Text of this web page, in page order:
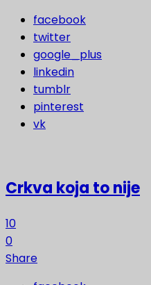
facebook
twitter
google_plus
linkedin
tumblr
pinterest
vk
Crkva koja to nije
10
0
Share